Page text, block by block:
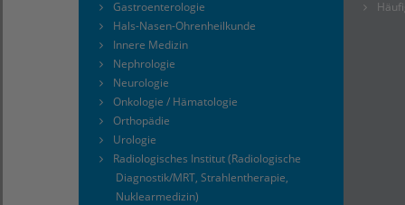
Gastroenterologie
Hals-Nasen-Ohrenheilkunde
Innere Medizin
Nephrologie
Neurologie
Onkologie / Hämatologie
Orthopädie
Urologie
Radiologisches Institut (Radiologische
Diagnostik/MRT, Strahlentherapie,
Nuklearmedizin)